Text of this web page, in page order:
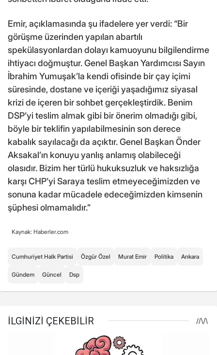
Emir, açıklamasında şu ifadelere yer verdi: “Bir
görüşme üzerinden yapılan abartılı
spekülasyonlardan dolayı kamuoyunu bilgilendirme
ihtiyacı doğmuştur. Genel Başkan Yardımcısı Sayın
İbrahim Yumuşak’la kendi ofisinde bir çay içimi
süresinde, dostane ve içeriği yaşadığımız siyasal
krizi de içeren bir sohbet gerçekleştirdik. Benim
DSP’yi teslim almak gibi bir önerim olmadığı gibi,
böyle bir teklifin yapılabilmesinin son derece
kabalık sayılacağı da açıktır. Genel Başkan Önder
Aksakal’ın konuyu yanlış anlamış olabileceği
olasıdır. Bizim her türlü hukuksuzluk ve haksızlığa
karşı CHP’yi Saraya teslim etmeyeceğimizden ve
sonuna kadar mücadele edeceğimizden kimsenin
şüphesi olmamalıdır.”
Kaynak: Haberler.com
Cumhuriyet Halk Partisi Özgür Özel Murat Emir Politika Ankara
Gündem Güncel Dsp